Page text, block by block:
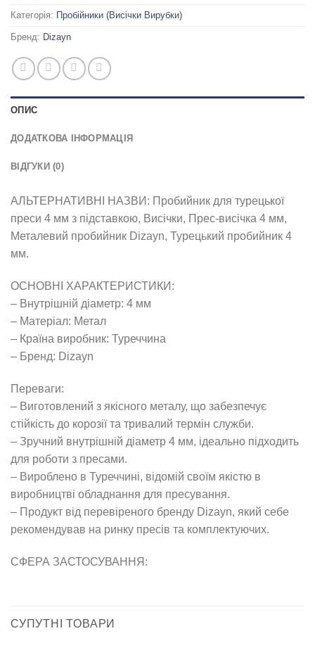
Категорія: Пробійники (Висічки Вирубки)
Бренд: Dizayn
ОПИС
ДОДАТКОВА ІНФОРМАЦІЯ
ВІДГУКИ (0)
АЛЬТЕРНАТИВНІ НАЗВИ: Пробийник для турецької
преси 4 мм з підставкою, Висічки, Прес-висічка 4 мм,
Металевий пробийник Dizayn, Турецький пробийник 4
мм.
ОСНОВНІ ХАРАКТЕРИСТИКИ:
– Внутрішній діаметр: 4 мм
– Матеріал: Метал
– Країна виробник: Туреччина
– Бренд: Dizayn
Переваги:
– Виготовлений з якісного металу, що забезпечує
стійкість до корозії та тривалий термін служби.
– Зручний внутрішній діаметр 4 мм, ідеально підходить
для роботи з пресами.
– Вироблено в Туреччині, відомій своїм якістю в
виробництві обладнання для пресування.
– Продукт від перевіреного бренду Dizayn, який себе
рекомендував на ринку пресів та комплектуючих.
СФЕРА ЗАСТОСУВАННЯ:
СУПУТНІ ТОВАРИ